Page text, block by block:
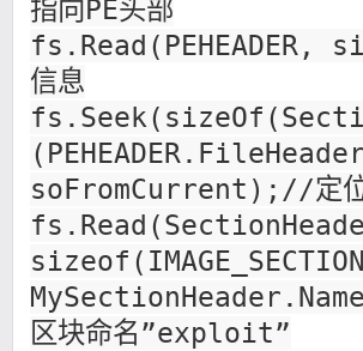
指向PE头部
fs.Read(PEHEADER,
信息
soFromCurrent);//定位
区块命名”exploit”